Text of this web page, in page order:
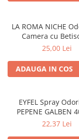
Ingrijire Personala
Ingrijirea corpului
Bureti/Perie
Crema
Deo Incaltaminte
Igiena orala
LA ROMA NICHE
Camera cu
INVICTUS 120
25,00 Lei
ADAUGA IN COS
EYFEL Spray
PEPENE GALBEN
22,37 Lei